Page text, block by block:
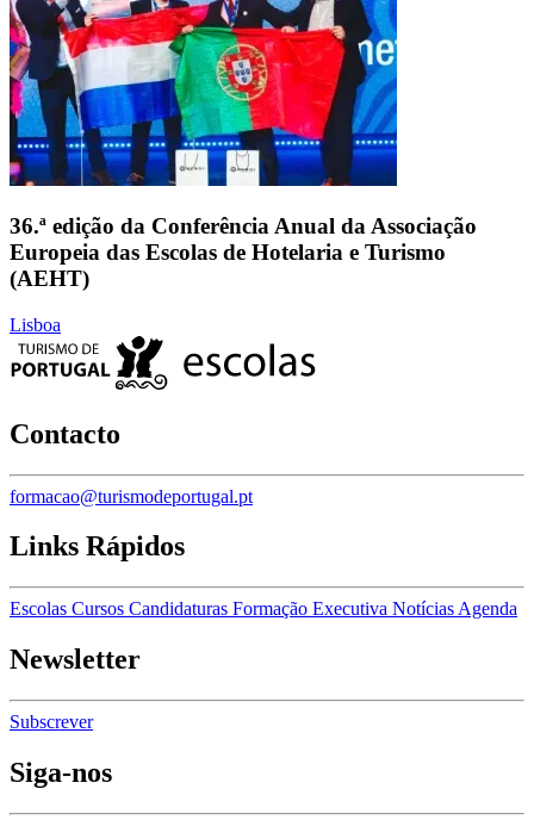
36.ª edição da Conferência Anual da Associação
Europeia das Escolas de Hotelaria e Turismo
(AEHT)
Lisboa
Contacto
formacao@turismodeportugal.pt
Links Rápidos
Escolas Cursos Candidaturas Formação Executiva Notícias Agenda
Newsletter
Subscrever
Siga-nos